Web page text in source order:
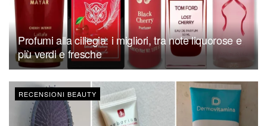
Profumi alla ciliegia: i migliori, tra note liquorose e
più verdi e fresche
RECENSIONI BEAUTY